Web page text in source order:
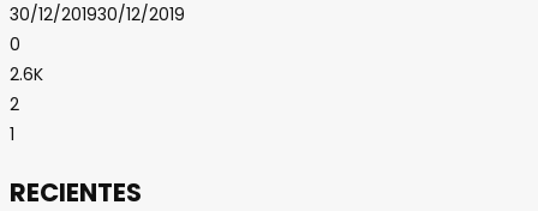
30/12/201930/12/2019
0
2.6K
2
1
RECIENTES